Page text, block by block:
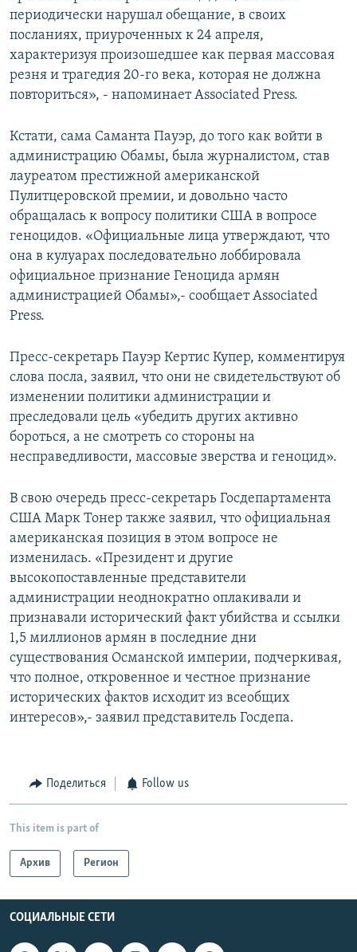
периодически нарушал обещание, в своих
посланиях, приуроченных к 24 апреля,
характеризуя произошедшее как первая массовая
резня и трагедия 20-го века, которая не должна
повториться», - напоминает Associated Press.
Кстати, сама Саманта Пауэр, до того как войти в
администрацию Обамы, была журналистом, став
лауреатом престижной американской
Пулитцеровской премии, и довольно часто
обращалась к вопросу политики США в вопросе
геноцидов. «Официальные лица утверждают, что
она в кулуарах последовательно лоббировала
официальное признание Геноцида армян
администрацией Обамы»,- сообщает Associated
Press.
Пресс-секретарь Пауэр Кертис Купер, комментируя
слова посла, заявил, что они не свидетельствуют об
изменении политики администрации и
преследовали цель «убедить других активно
бороться, а не смотреть со стороны на
несправедливости, массовые зверства и геноцид».
В свою очередь пресс-секретарь Госдепартамента
США Марк Тонер также заявил, что официальная
американская позиция в этом вопросе не
изменилась. «Президент и другие
высокопоставленные представители
администрации неоднократно оплакивали и
признавали исторический факт убийства и ссылки
1,5 миллионов армян в последние дни
существования Османской империи, подчеркивая,
что полное, откровенное и честное признание
исторических фактов исходит из всеобщих
интересов»,- заявил представитель Госдепа.
Поделиться Follow us
This item is part of
Архив Регион
СОЦИАЛЬНЫЕ СЕТИ